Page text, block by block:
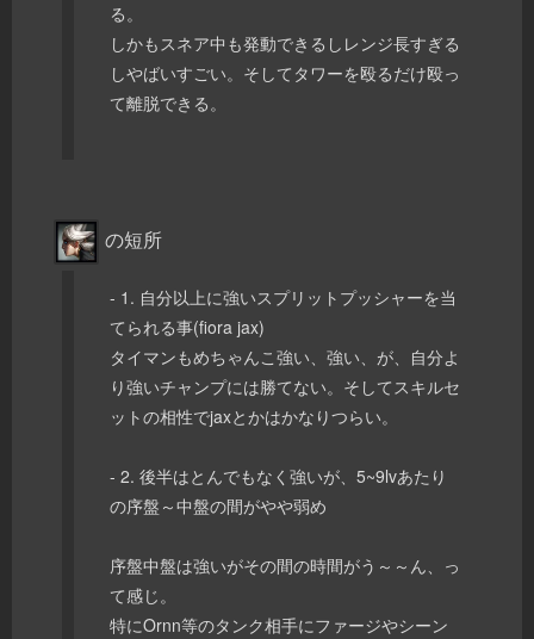
る。
しかもスネア中も発動できるしレンジ長すぎる
しやばいすごい。そしてタワーを殴るだけ殴っ
て離脱できる。
の短所
- 1. 自分以上に強いスプリットプッシャーを当
てられる事(fiora jax)
タイマンもめちゃんこ強い、強い、が、自分よ
り強いチャンプには勝てない。そしてスキルセ
ットの相性でjaxとかはかなりつらい。
- 2. 後半はとんでもなく強いが、5~9lvあたり
の序盤～中盤の間がやや弱め
序盤中盤は強いがその間の時間がう～～ん、っ
て感じ。
特にOrnn等のタンク相手にファージやシーン